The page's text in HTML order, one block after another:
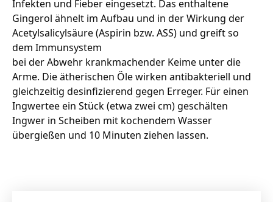
Infekten und Fieber eingesetzt. Das enthaltene
Gingerol ähnelt im Aufbau und in der Wirkung der
Acetylsalicylsäure (Aspirin bzw. ASS) und greift so
dem Immunsystem
bei der Abwehr krankmachender Keime unter die
Arme. Die ätherischen Öle wirken antibakteriell und
gleichzeitig desinfizierend gegen Erreger. Für einen
Ingwertee ein Stück (etwa zwei cm) geschälten
Ingwer in Scheiben mit kochendem Wasser
übergießen und 10 Minuten ziehen lassen.